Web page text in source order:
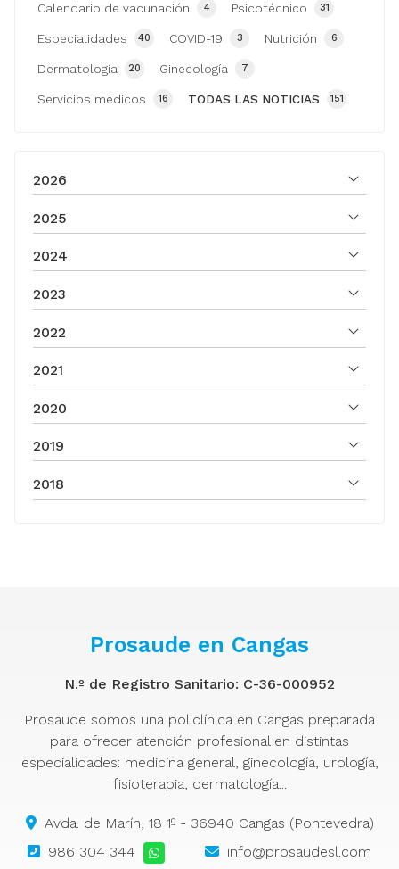
TODAS LAS NOTICIAS 151
Calendario de vacunación 4 Psicotécnico 31
Especialidades 40 COVID-19 3 Nutrición 6
Dermatología 20 Ginecología 7
Servicios médicos 16
2026
2025
2024
2023
2022
2021
2020
2019
2018
Prosaude en Cangas
N.º de Registro Sanitario: C-36-000952
Prosaude somos una policlínica en Cangas preparada
para ofrecer atención profesional en distintas
especialidades: medicina general, ginecología, urología,
fisioterapia, dermatología...
Avda. de Marín, 18 1º - 36940 Cangas (Pontevedra)
986 304 344
info@prosaudesl.com